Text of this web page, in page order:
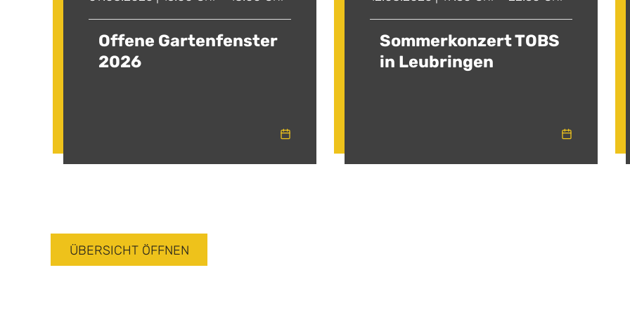
Offene Gartenfenster
2026
Sommerkonzert TOBS
in Leubringen
ÜBERSICHT ÖFFNEN